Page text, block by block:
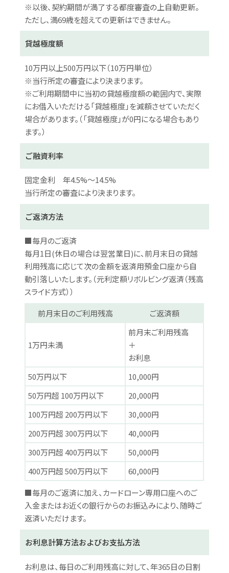
※以後、契約期間が満了する都度審査の上自動更新。
ただし、満69歳を超えての更新はできません。
貸越極度額
10万円以上500万円以下（10万円単位）
※当行所定の審査により決まります。
※ご利用期間中に当初の貸越極度額の範囲内で、実際
にお借入いただける「貸越極度」を減額させていただく
場合があります。（「貸越極度」が0円になる場合もあり
ます。）
ご融資利率
固定金利 年4.5%～14.5%
当行所定の審査により決まります。
ご返済方法
■毎月のご返済
毎月1日(休日の場合は翌営業日)に、前月末日の貸越
利用残高に応じて次の金額を返済用預金口座から自
動引落しいたします。（元利定額リボルビング返済（残高
スライド方式））
前月末日のご利用残高
ご返済額
1万円未満
前月末ご利用残高
＋
お利息
50万円以下
10,000円
50万円超 100万円以下
20,000円
100万円超 200万円以下
30,000円
200万円超 300万円以下
40,000円
300万円超 400万円以下
50,000円
400万円超 500万円以下
60,000円
■毎月のご返済に加え、カードローン専用口座へのご
入金またはお近くの銀行からのお振込みにより、随時ご
返済いただけます。
お利息計算方法およびお支払方法
お利息は、毎日のご利用残高に対して、年365日の日割